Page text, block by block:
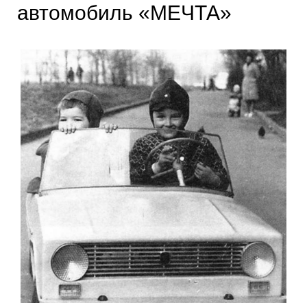
автомобиль «МЕЧТА»